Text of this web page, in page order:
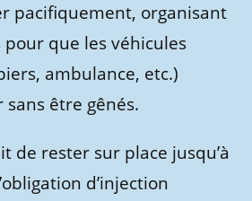
pacifiquement, organisant
que les véhicules
ambulance, etc.)
être gênés.
de rester sur place jusqu’à
d’injection